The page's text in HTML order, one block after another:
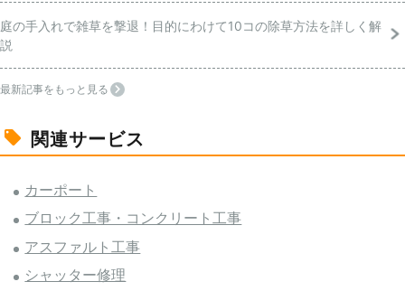
庭の手入れで雑草を撃退！目的にわけて10コの除草方法を詳しく解
説
最新記事をもっと見る
関連サービス
カーポート
ブロック工事・コンクリート工事
アスファルト工事
シャッター修理